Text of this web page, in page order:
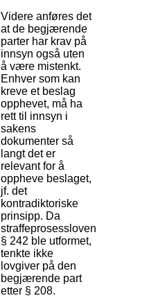
Videre anføres det
at de begjærende
parter har krav på
innsyn også uten
å være mistenkt.
Enhver som kan
kreve et beslag
opphevet, må ha
rett til innsyn i
sakens
dokumenter så
langt det er
relevant for å
oppheve beslaget,
jf. det
kontradiktoriske
prinsipp. Da
straffeprosessloven
§ 242 ble utformet,
tenkte ikke
lovgiver på den
begjærende part
etter § 208.